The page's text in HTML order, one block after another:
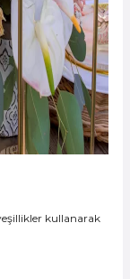
kullanarak